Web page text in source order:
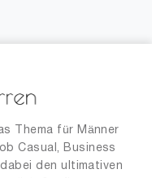
Thema für Männer
Casual, Business
den ultimativen